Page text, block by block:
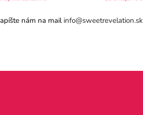
nám na mail info@sweetrevelation.sk